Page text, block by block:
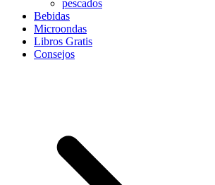
pescados
Bebidas
Microondas
Libros Gratis
Consejos